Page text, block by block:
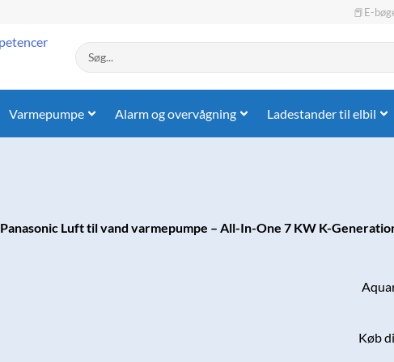
📕E-
Search
...
Varmepumpe Alarm og overvågning Ladestander til elbil
Panasonic Luft til vand varmepumpe – All-In-One 7 KW K-
Køb